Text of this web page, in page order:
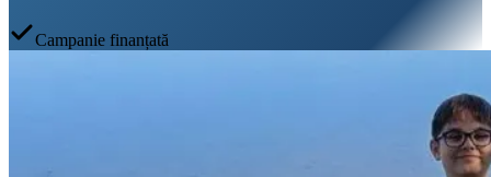
Campanie finanțată